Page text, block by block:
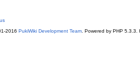
2016 PukiWiki Development Team. Powered by PHP 5.3.3.